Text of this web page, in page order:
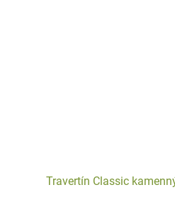
Travertín Classic